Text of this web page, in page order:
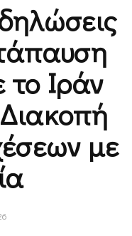
το Ιράν
με